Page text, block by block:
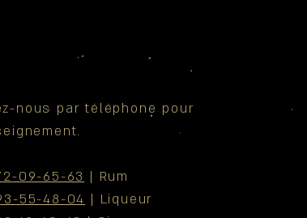
nous par téléphone pour
09-65-63 | Rum
55-48-04 | Liqueur